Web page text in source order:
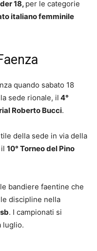
18, per le categorie
italiano femminile
quando sabato 18
sede rionale, il 4°
Roberto Bucci.
della sede in via della
10° Torneo del Pino
bandiere faentine che
discipline nella
. I campionati si
luglio.